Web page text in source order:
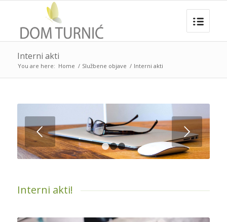
Interni akti
You are here: Home / Službene objave / Interni akti
Next
1 2 3
Interni akti!